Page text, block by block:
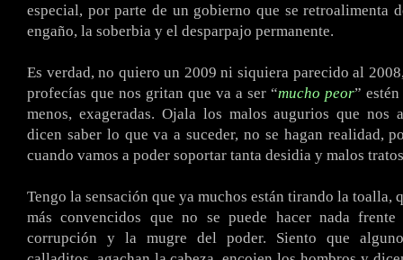
especial, por parte de un gobierno que se retroalimenta
engaño, la soberbia y el desparpajo permanente.
Es verdad, no quiero un 2009 ni siquiera parecido al
profecías que nos gritan que va a ser “mucho peor”
menos, exageradas. Ojala los malos augurios que nos
dicen saber lo que va a suceder, no se hagan realidad,
cuando vamos a poder soportar tanta desidia y malos
Tengo la sensación que ya muchos están tirando la toalla,
más convencidos que no se puede hacer nada
corrupción y la mugre del poder. Siento que